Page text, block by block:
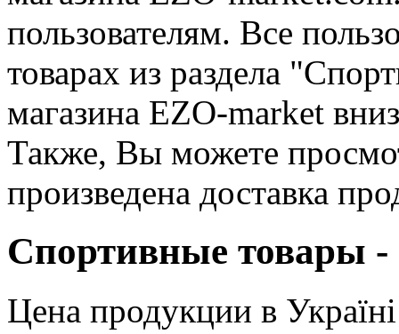
пользователям. Все
товарах из раздела
магазина EZO-market
Также, Вы можете
произведена доставка
Спортивные товары -
Цена продукции в